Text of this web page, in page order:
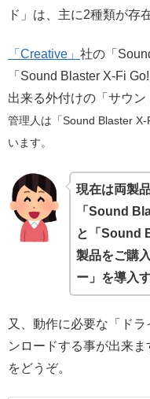
ド」は、主に2種類が存
「Creative」 社の「
「Sound Blaster X-Fi
出来る外付けの「サウン
管理人は「Sound Blaster
います。
現在は両製
「Sound
と「Sound
製品をご購
ー」を導入
又、動作に必要な「ド
ンロードする事が出来
をどうぞ。